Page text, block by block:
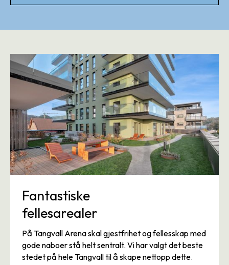
Fantastiske
fellesarealer
På Tangvall Arena skal gjestfrihet og fellesskap med
gode naboer stå helt sentralt. Vi har valgt det beste
stedet på hele Tangvall til å skape nettopp dette.